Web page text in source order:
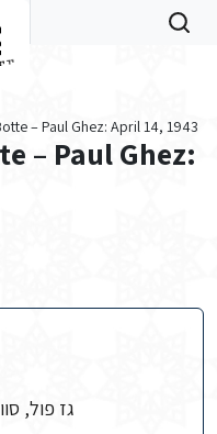
– Paul Ghez: April 14, 1943
– Paul Ghez:
גז פול,